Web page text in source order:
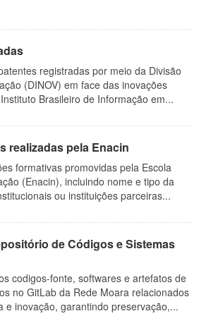
registradas por meio da Divisão
(DINOV) em face das inovações
Brasileiro de Informação em...
realizadas pela Enacin
formativas promovidas pela Escola
(Enacin), incluindo nome e tipo da
ou instituições parceiras...
de Códigos e Sistemas
codigos-fonte, softwares e artefatos de
no GitLab da Rede Moara relacionados
e inovação, garantindo preservação,...